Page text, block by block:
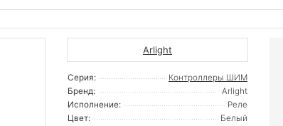
Arlight
Серия:
Контроллеры ШИМ
Бренд:
Arlight
Исполнение:
Реле
Цвет:
Белый